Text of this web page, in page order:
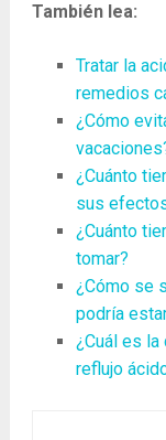
También lea:
Tratar la
remedios
¿Cómo
¿Cuánto
sus
¿Cuánto
tomar?
¿Cómo se
podría
¿Cuál es la
reflujo